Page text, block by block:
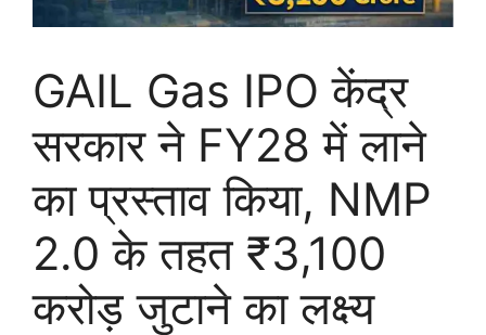
GAIL Gas IPO केंद्र
सरकार ने FY28 में लाने
का प्रस्ताव किया, NMP
2.0 के तहत ₹3,100
करोड़ जुटाने का लक्ष्य